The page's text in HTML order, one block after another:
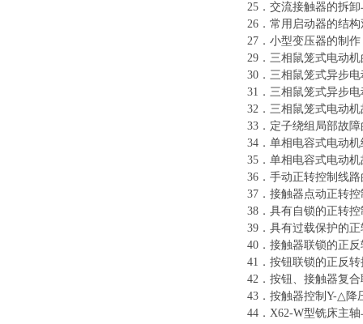
25．交流接触器的拆
26．常用启动器的结
27．小型变压器的制作
29．三相鼠笼式电动
30．三相鼠笼式异步
31．三相鼠笼式异步
32．三相鼠笼式电动
33．定子绕组局部故
34．单相电容式电动
35．单相电容式电动
36．手动正转控制线
37．接触器点动正转控
38．具有自锁的正转控
39．具有过载保护的
40．接触器联锁的正
41．按钮联锁的正反
42．按钮、接触器复
43．按触器控制Y-△降
44．X62-W型铣床主